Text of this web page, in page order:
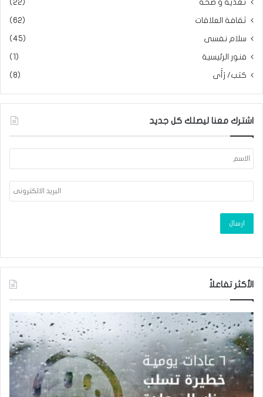
تغذية و صحة (22)
ثقافة العلاقات (62)
سلام نفسى (45)
فنور الرئيسية (1)
كتب/ رَأَى (8)
اشترك معنا ليصلك كل جديد
الأكثر تفاعلاً